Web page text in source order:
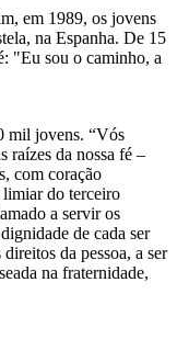
em 1989, os jovens
na Espanha. De 15
"Eu sou o caminho, a
mil jovens. “Vós
raízes da nossa fé –
com coração
limiar do terceiro
a servir os
de cada ser
da pessoa, a ser
na fraternidade,